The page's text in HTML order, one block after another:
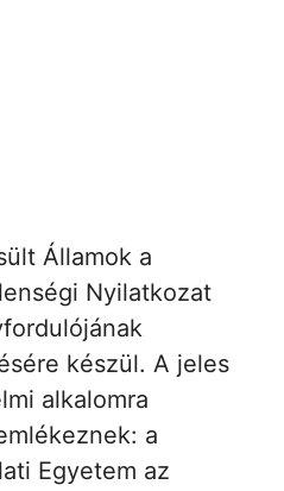
Államok a
Nyilatkozat
készül. A jeles
alkalomra
a
Egyetem az